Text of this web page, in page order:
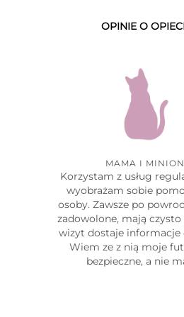
OPINIE O
MAMA I MINION
Korzystam z usług
wyobrażam sobie
osoby. Zawsze po
zadowolone, mają czysto
wizyt dostaje informacje
Wiem ze z nią moje
bezpieczne, a nie